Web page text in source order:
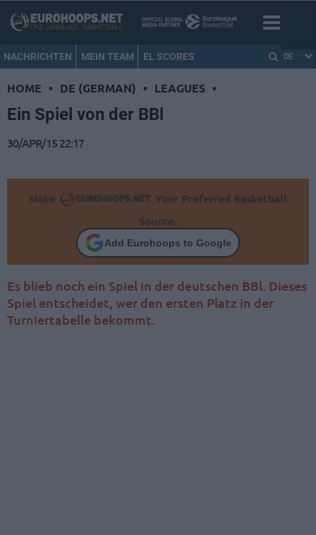
NACHRICHTEN MEIN TEAM EL SCORES DE
HOME • DE (GERMAN) • LEAGUES •
Ein Spiel von der BBl
30/APR/15 22:17
Make
Your Preferred Basketball
Source.
Add Eurohoops to Google
Es blieb noch ein Spiel in der deutschen BBl. Dieses
Spiel entscheidet, wer den ersten Platz in der
Turniertabelle bekommt.